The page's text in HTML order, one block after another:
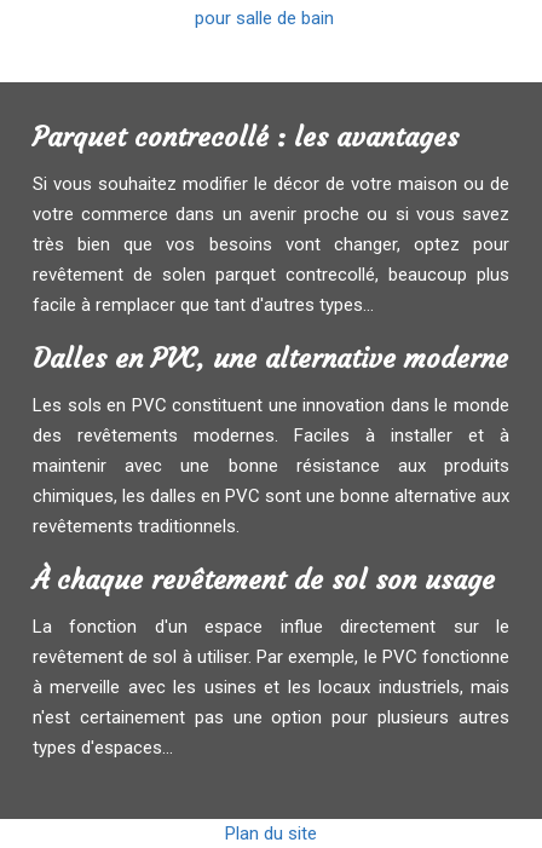
pour salle de bain
Parquet contrecollé : les avantages
Si vous souhaitez modifier le décor de votre maison ou de
votre commerce dans un avenir proche ou si vous savez
très bien que vos besoins vont changer, optez pour
revêtement de solen parquet contrecollé, beaucoup plus
facile à remplacer que tant d'autres types...
Dalles en PVC, une alternative moderne
Les sols en PVC constituent une innovation dans le monde
des revêtements modernes. Faciles à installer et à
maintenir avec une bonne résistance aux produits
chimiques, les dalles en PVC sont une bonne alternative aux
revêtements traditionnels.
À chaque revêtement de sol son usage
La fonction d'un espace influe directement sur le
revêtement de sol à utiliser. Par exemple, le PVC fonctionne
à merveille avec les usines et les locaux industriels, mais
n'est certainement pas une option pour plusieurs autres
types d'espaces...
Plan du site